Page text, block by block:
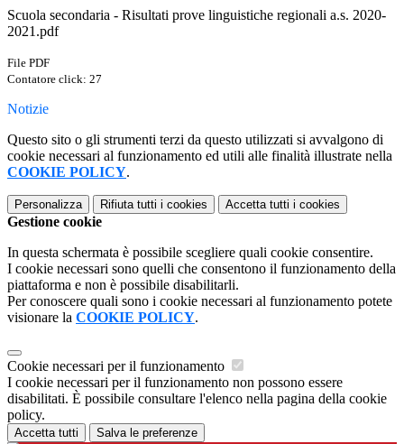
Scuola secondaria - Risultati prove linguistiche regionali a.s. 2020-
2021.pdf
File PDF
Contatore click: 27
Notizie
Questo sito o gli strumenti terzi da questo utilizzati si avvalgono di
cookie necessari al funzionamento ed utili alle finalità illustrate nella
COOKIE POLICY.
Personalizza Rifiuta tutti i cookies Accetta tutti i cookies
Gestione cookie
In questa schermata è possibile scegliere quali cookie consentire.
I cookie necessari sono quelli che consentono il funzionamento della
piattaforma e non è possibile disabilitarli.
Per conoscere quali sono i cookie necessari al funzionamento potete
visionare la COOKIE POLICY.
Cookie necessari per il funzionamento
I cookie necessari per il funzionamento non possono essere
disabilitati. È possibile consultare l'elenco nella pagina della cookie
policy.
Accetta tutti Salva le preferenze